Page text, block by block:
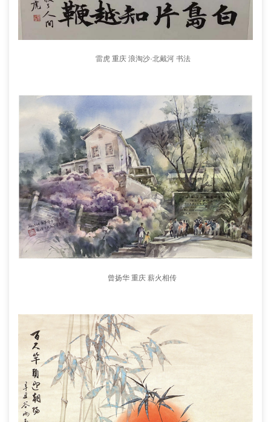
雷虎 重庆 浪淘沙·北戴河 书法
曾扬华 重庆 薪火相传